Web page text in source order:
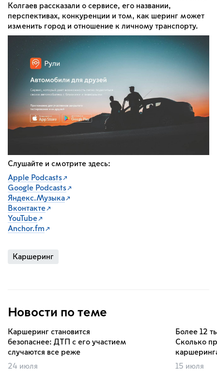
Колгаев рассказали о сервисе, его названии,
перспективах, конкуренции и том, как шеринг может
изменить город и отношение к личному транспорту.
Слушайте и смотрите здесь:
Apple Podcasts
Google Podcasts
Яндекс.Музыка
Вконтакте
YouTube
Anchor.fm
Каршеринг
Новости по теме
Каршеринг становится
безопаснее: ДТП с его участием
случаются все реже
24 июля
Более 12
Сколько
15 июля